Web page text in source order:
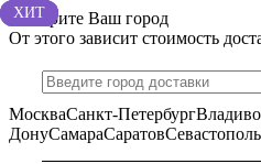
Выберите Ваш город
От этого зависит стоимость
МоскваСанкт-Петербург
ДонуСамараСаратовСевастополь
ХИТ
ХИТ
ХИТ
ХИТ